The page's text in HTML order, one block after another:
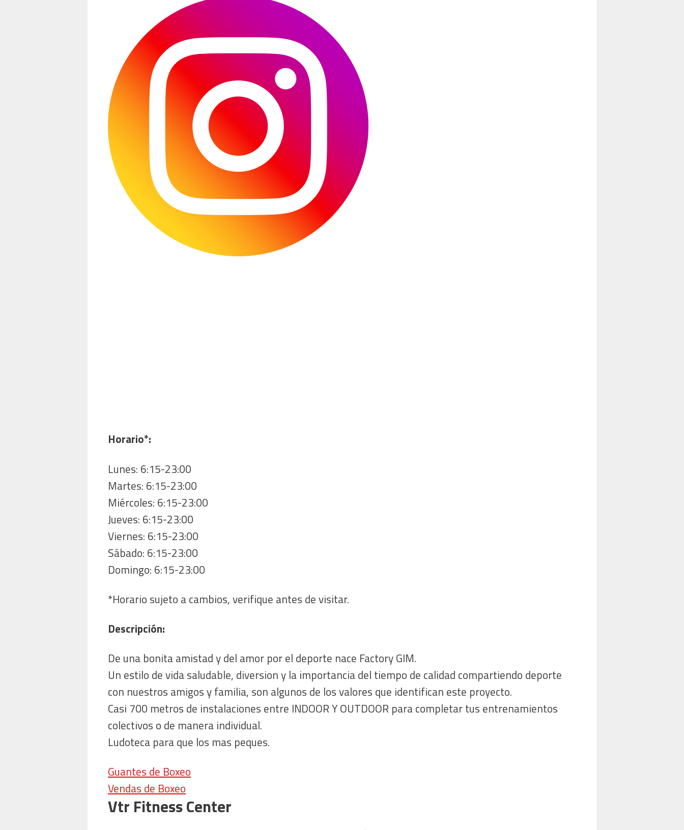
Horario*:
Lunes: 6:15-23:00
Martes: 6:15-23:00
Miércoles: 6:15-23:00
Jueves: 6:15-23:00
Viernes: 6:15-23:00
Sábado: 6:15-23:00
Domingo: 6:15-23:00
*Horario sujeto a cambios, verifique antes de visitar.
Descripción:
De una bonita amistad y del amor por el deporte nace Factory GIM.
Un estilo de vida saludable, diversion y la importancia del tiempo de calidad compartiendo deporte
con nuestros amigos y familia, son algunos de los valores que identifican este proyecto.
Casi 700 metros de instalaciones entre INDOOR Y OUTDOOR para completar tus entrenamientos
colectivos o de manera individual.
Ludoteca para que los mas peques.
Guantes de Boxeo
Vendas de Boxeo
Vtr Fitness Center